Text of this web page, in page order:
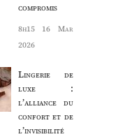
compromis
8h15
16 Mar
2026
Lingerie de
luxe :
l’alliance du
confort et de
l’invisibilité